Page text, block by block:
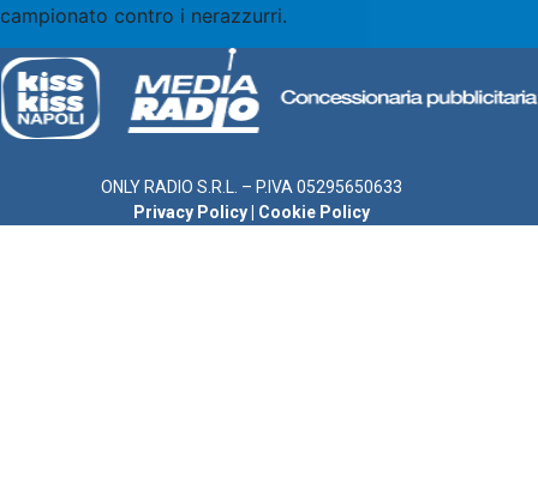
campionato contro i nerazzurri.
ONLY RADIO S.R.L. – P.IVA 05295650633
Privacy Policy
Cookie Policy